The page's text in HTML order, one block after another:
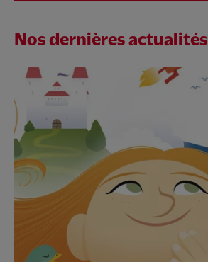
Nos dernières actualités